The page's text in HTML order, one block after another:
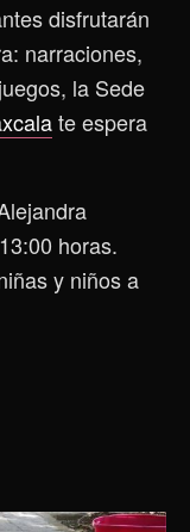
disfrutarán
narraciones,
la Sede
te espera
horas.
y niños a